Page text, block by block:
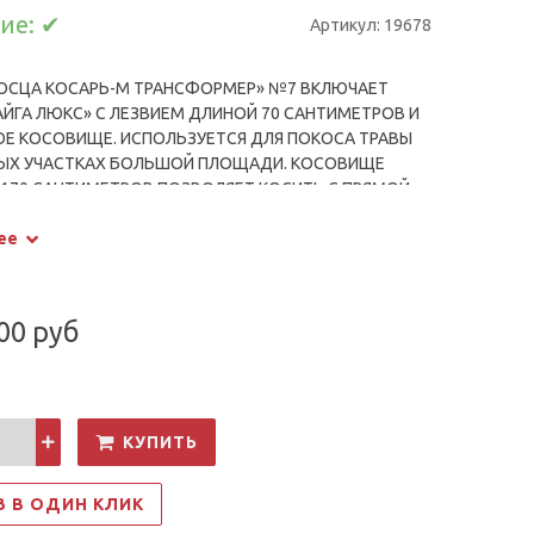
✔ Артикул: 19678
КОСАРЬ-М ТРАНСФОРМЕР» №7 ВКЛЮЧАЕТ
ЛЮКС» С ЛЕЗВИЕМ ДЛИНОЙ 70 САНТИМЕТРОВ И
КОСОВИЩЕ. ИСПОЛЬЗУЕТСЯ ДЛЯ ПОКОСА ТРАВЫ
УЧАСТКАХ БОЛЬШОЙ ПЛОЩАДИ. КОСОВИЩЕ
САНТИМЕТРОВ ПОЗВОЛЯЕТ КОСИТЬ С ПРЯМОЙ
ОПРАВЛЕНО ДЛЯ ПОДГОТОВКИ К РАБОТЕ. ДЛЯ
руб
КУПИТЬ
В ОДИН КЛИК